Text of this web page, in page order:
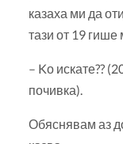
казаха ми да
тази от 19 гише
– Kо искате??
почивка).
Обяснявам аз